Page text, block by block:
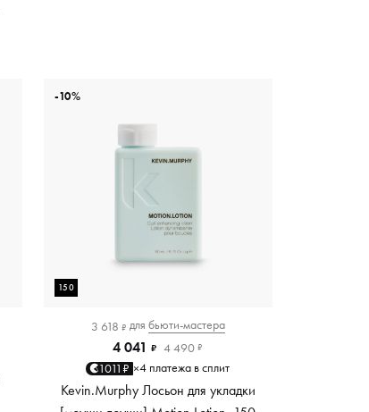
150
3 618 ₽ для бьюти-мастера
4 041 ₽ 4 490 ₽
1011₽ ×4 платежа в сплит
Kevin.Murphy Лосьон для укладки
-10%